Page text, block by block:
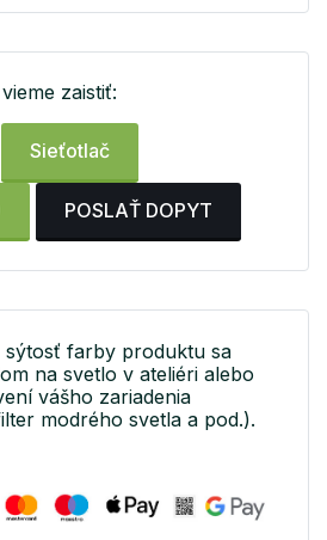
zaistiť:
Sieťotlač
POSLAŤ DOPYT
farby produktu sa
na svetlo v ateliéri alebo
vášho zariadenia
modrého svetla a pod.).